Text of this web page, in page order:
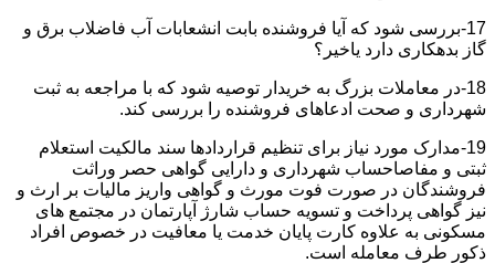
17-بررسی شود که آیا فروشنده بابت انشعابات آب فاضلاب برق و
گاز بدهکاری دارد یاخیر؟
18-در معاملات بزرگ به خریدار توصیه شود که با مراجعه به ثبت
شهرداری و صحت ادعاهای فروشنده را بررسی کند.
19-مدارک مورد نیاز برای تنظیم قراردادها سند مالکیت استعلام
ثبتی و مفاصاحساب شهرداری و دارایی گواهی حصر وراثت
فروشندگان در صورت فوت مورث و گواهی واریز مالیات بر ارث و
نیز گواهی پرداخت و تسویه حساب شارژ آپارتمان در مجتمع های
مسکونی به علاوه کارت پایان خدمت یا معافیت در خصوص افراد
ذکور طرف معامله است.